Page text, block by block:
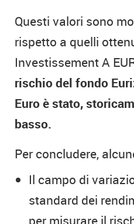
Questi valori sono
rispetto a quelli
Investissement A
rischio del fondo
Euro è stato,
basso.
Per concludere,
Il campo di
standard dei
per misurare il